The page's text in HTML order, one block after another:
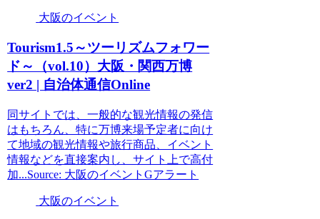
大阪のイベント
Tourism1.5～ツーリズムフォワー
ド～（vol.10） 大阪 ・関西万博
ver2 | 自治体通信Online
同サイトでは、一般的な観光情報の発信
はもちろん、特に万博来場予定者に向け
て地域の観光情報や旅行商品、イベント
情報などを直接案内し、サイト上で高付
加...Source: 大阪のイベントGアラート
大阪のイベント